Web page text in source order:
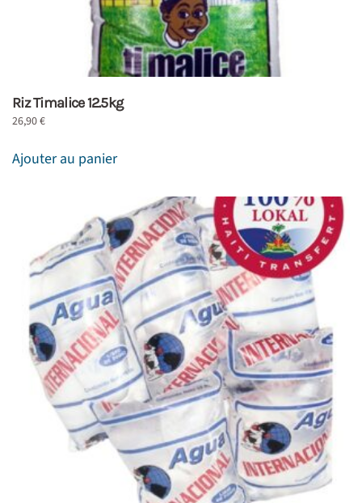
Riz Timalice 12.5kg
26,90€
Ajouter au panier